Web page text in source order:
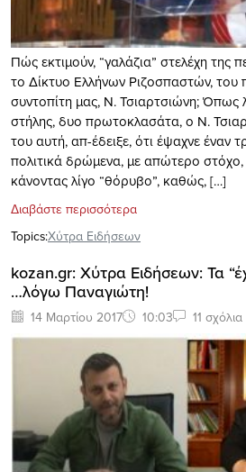
Πώς εκτιμούν, “γαλάζια” στελέχη της
το Δίκτυο Ελλήνων Ριζοσπαστών,
συντοπίτη μας, Ν. Τσιαρτσιώνη; Όπως
στήλης, δυο πρωτοκλασάτα, ο Ν.
του αυτή, απ-έδειξε, ότι έψαχνε έναν
πολιτικά δρώμενα, με απώτερο στόχο,
κάνοντας λίγο “θόρυβο”, καθώς, […]
Διαβάστε περισσότερα
Topics:Xύτρα Ειδήσεων
kozan.gr: Χύτρα Ειδήσεων: Τα
…λόγω Παναγιώτη!
14 Μαρτίου 2017 10:03 11 σχόλια